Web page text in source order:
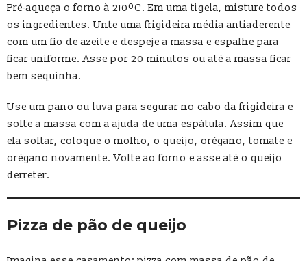
Pré-aqueça o forno à 210ºC. Em uma tigela, misture todos
os ingredientes. Unte uma frigideira média antiaderente
com um fio de azeite e despeje a massa e espalhe para
ficar uniforme. Asse por 20 minutos ou até a massa ficar
bem sequinha.
Use um pano ou luva para segurar no cabo da frigideira e
solte a massa com a ajuda de uma espátula. Assim que
ela soltar, coloque o molho, o queijo, orégano, tomate e
orégano novamente. Volte ao forno e asse até o queijo
derreter.
Pizza de pão de queijo